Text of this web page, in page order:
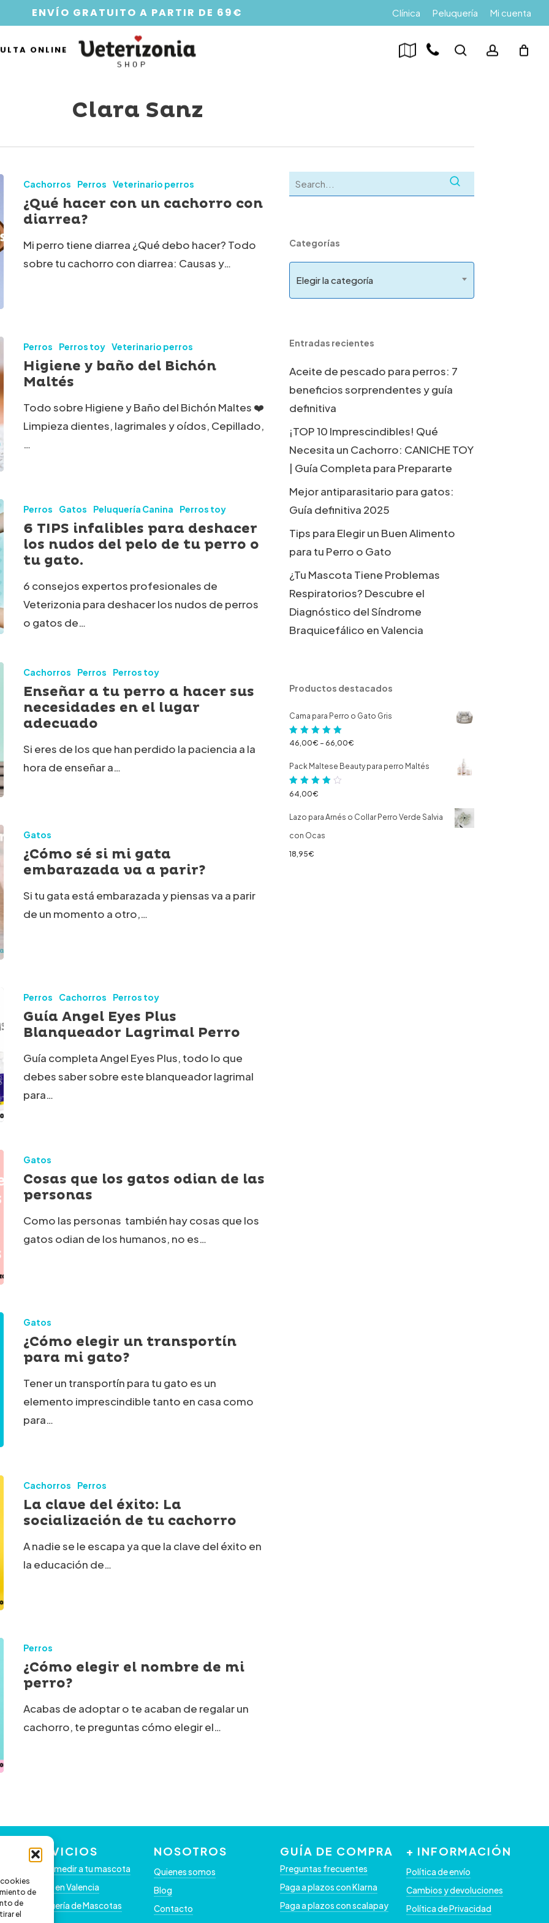
de
de
el
ENVÍO GRATUITO A PARTIR DE 69€ Clínica Peluquería Mi cuenta
ONLINE search account
Clara Sanz
Cachorros Perros Veterinario perros
¿Qué hacer con un cachorro con
diarrea?
Mi perro tiene diarrea ¿Qué debo hacer? Todo
sobre tu cachorro con diarrea: Causas y…
Perros Perros toy Veterinario perros
Higiene y baño del Bichón
Maltés
Todo sobre Higiene y Baño del Bichón Maltes ❤️
Limpieza dientes, lagrimales y oídos, Cepillado,
…
Perros Gatos Peluquería Canina Perros toy
6 TIPS infalibles para deshacer
los nudos del pelo de tu perro o
tu gato.
6 consejos expertos profesionales de
Veterizonia para deshacer los nudos de perros
o gatos de…
Cachorros Perros Perros toy
Enseñar a tu perro a hacer sus
necesidades en el lugar
adecuado
Si eres de los que han perdido la paciencia a la
hora de enseñar a…
Gatos
¿Cómo sé si mi gata
embarazada va a parir?
Si tu gata está embarazada y piensas va a parir
de un momento a otro,…
Perros Cachorros Perros toy
Guía Angel Eyes Plus
Blanqueador Lagrimal Perro
Guía completa Angel Eyes Plus, todo lo que
debes saber sobre este blanqueador lagrimal
para…
Gatos
Cosas que los gatos odian de las
personas
Como las personas también hay cosas que los
gatos odian de los humanos, no es…
Gatos
¿Cómo elegir un transportín
para mi gato?
Tener un transportín para tu gato es un
elemento imprescindible tanto en casa como
para…
Cachorros Perros
La clave del éxito: La
socialización de tu cachorro
A nadie se le escapa ya que la clave del éxito en
la educación de…
Perros
¿Cómo elegir el nombre de mi
perro?
Acabas de adoptar o te acaban de regalar un
cachorro, te preguntas cómo elegir el…
Categorías
Elegir la categoría
Entradas recientes
Aceite de pescado para perros: 7
beneficios sorprendentes y guía
definitiva
¡TOP 10 Imprescindibles! Qué
Necesita un Cachorro: CANICHE TOY
| Guía Completa para Prepararte
Mejor antiparasitario para gatos:
Guía definitiva 2025
Tips para Elegir un Buen Alimento
para tu Perro o Gato
¿Tu Mascota Tiene Problemas
Respiratorios? Descubre el
Diagnóstico del Síndrome
Braquicefálico en Valencia
Productos destacados
Cama para Perro o Gato Gris
Valorado
con
5
46,00€ - 66,00€Rango
46,00€
Pack Maltese Beauty para perro Maltés
Valorado
con
de 5
64,00€
Lazo para Arnés o Collar Perro Verde Salvia
con Ocas
18,95€
SERVICIOS
Como medir a tu mascota
Clínica en Valencia
Peluquería de Mascotas
NOSOTROS
Quienes somos
Blog
Contacto
GUÍA DE COMPRA
Preguntas frecuentes
Paga a plazos con Klarna
Paga a plazos con scalapay
+ INFORMACIÓN
Política de envío
Cambios y devoluciones
Política de Privacidad
Menu